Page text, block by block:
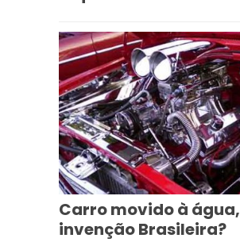
Carro movido à água,
invenção Brasileira?